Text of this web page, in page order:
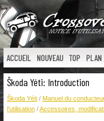
ACCUEIL NOUVEAU TOP PLAN
Škoda Yéti: Introduction
Škoda Yéti / Manuel du
l'utilisation /Accessoires,